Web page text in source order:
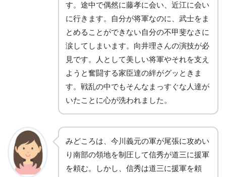
す。途中で偶然に藤孝に会い、近江に会い
に行きます。自分が将軍なのに、武士をま
とめることができない自分の不甲斐なさに
涙してしまいます。向井理さんの演技が必
見です。人として美しい将軍やそれを支え
ようと奮闘する家臣達の絆がグッときま
す。戦乱の中でもそんなまっすぐな人達が
いたことに心が洗われました。
みどころは、今川義元の軍が尾張に攻めい
り南部の領地を制圧して信秀が道三に援軍
を頼む。しかし、信秀は道三に援軍を頼